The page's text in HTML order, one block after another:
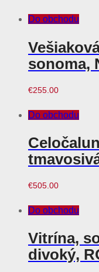
Do obchodu
sonoma,
€255.00
Do obchodu
€505.00
Do obchodu
Vitrína,
divoký,